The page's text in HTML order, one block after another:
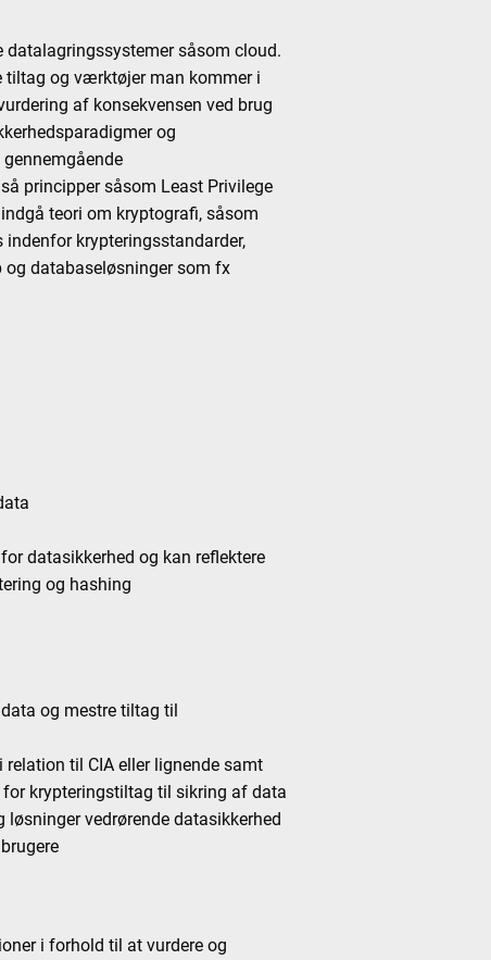
såsom cloud.
tiltag og værktøjer man kommer i
af konsekvensen ved brug
og
gennemgående
principper såsom Least Privilege
teori om kryptografi, såsom
krypteringsstandarder,
og databaseløsninger som fx
datasikkerhed og kan reflektere
og hashing
og mestre tiltag til
til CIA eller lignende samt
krypteringstiltag til sikring af data
vedrørende datasikkerhed
i forhold til at vurdere og